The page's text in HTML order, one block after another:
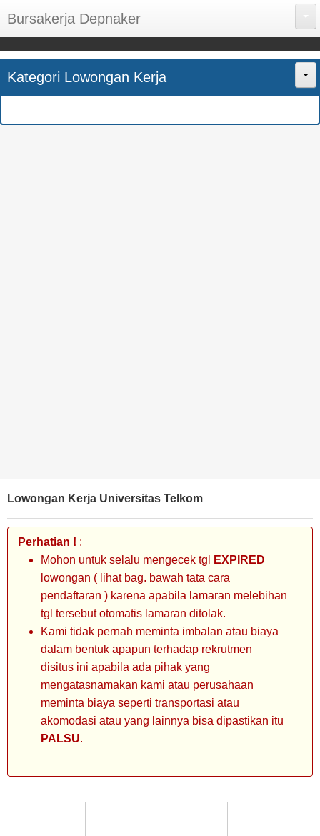
Bursakerja Depnaker
About Me
Disclaimer
Kategori Lowongan Kerja
Lowongan Kerja Universitas Telkom
Perhatian ! :
Mohon untuk selalu mengecek tgl
EXPIRED
lowongan ( lihat bag. bawah tata cara
pendaftaran ) karena apabila lamaran melebihan
tgl tersebut otomatis lamaran ditolak.
Kami tidak pernah meminta imbalan atau biaya
dalam bentuk apapun terhadap rekrutmen
disitus ini apabila ada pihak yang
mengatasnamakan kami atau perusahaan
meminta biaya seperti transportasi atau
akomodasi atau yang lainnya bisa dipastikan itu
PALSU.